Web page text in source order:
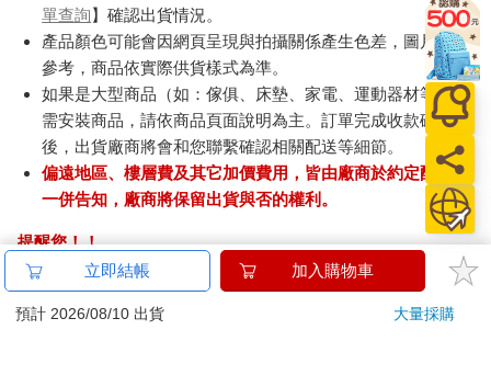
單查詢】確認出貨情況。
產品顏色可能會因網頁呈現與拍攝關係產生色差，圖片僅供
參考，商品依實際供貨樣式為準。
如果是大型商品（如：傢俱、床墊、家電、運動器材等）及
需安裝商品，請依商品頁面說明為主。訂單完成收款確認
後，出貨廠商將會和您聯繫確認相關配送等細節。
偏遠地區、樓層費及其它加價費用，皆由廠商於約定配送時
一併告知，廠商將保留出貨與否的權利。
提醒您！！
金石堂及銀行均不會請您操作ATM! 如接獲電話要求您前往
ATM提款機，請不要聽從指示，以免受騙上當！
立即結帳 加入購物車
預計 2026/08/10 出貨 大量採購